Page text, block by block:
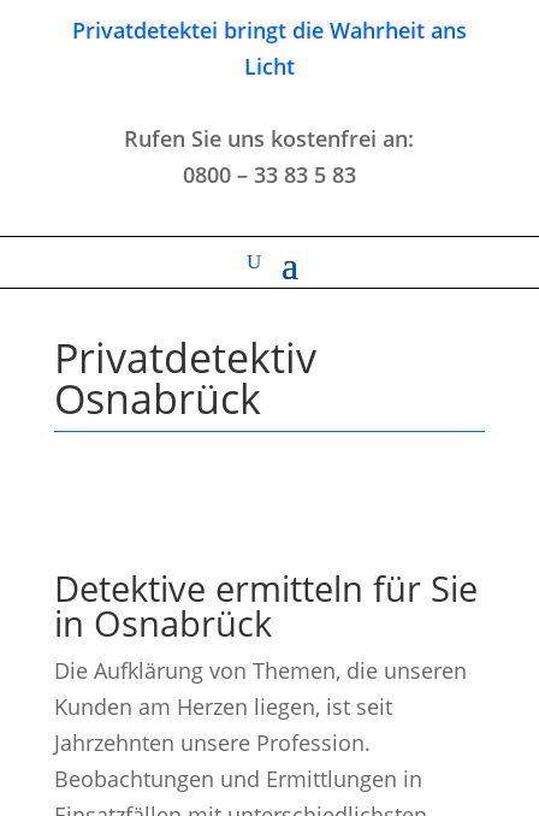
Privatdetektei bringt die Wahrheit ans
Licht
Rufen Sie uns kostenfrei an:
0800 – 33 83 5 83
Privatdetektiv
Osnabrück
Detektive ermitteln für Sie
in Osnabrück
Die Aufklärung von Themen, die unseren
Kunden am Herzen liegen, ist seit
Jahrzehnten unsere Profession.
Beobachtungen und Ermittlungen in